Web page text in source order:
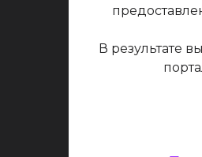
В результате